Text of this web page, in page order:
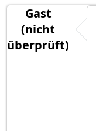
Gast
(nicht
überprüft)